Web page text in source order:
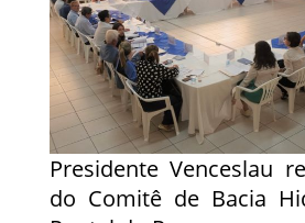
Presidente Venceslau
do Comitê de Bacia